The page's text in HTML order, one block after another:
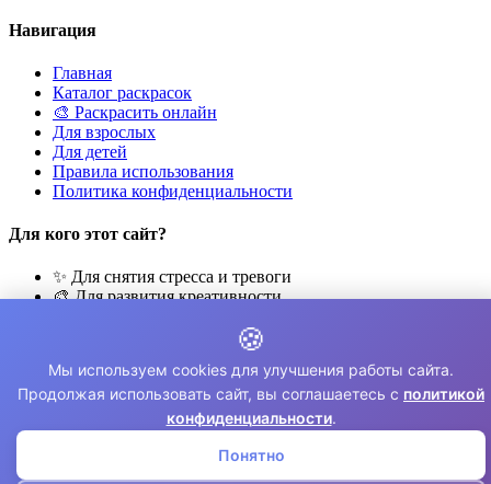
Навигация
Главная
Каталог раскрасок
🎨 Раскрасить онлайн
Для взрослых
Для детей
Правила использования
Политика конфиденциальности
Для кого этот сайт?
✨ Для снятия стресса и тревоги
🎨 Для развития креативности
👨‍👩‍👧‍👦 Для семейного досуга
© 2026 Раскраски Антистресс. Все права защищены.
⚠️ Все раскраски для личного использования. Коммерческое
использование запрещено.
🍪
Мы используем cookies для улучшения работы сайта.
Продолжая использовать сайт, вы соглашаетесь с политикой
конфиденциальности.
Понятно